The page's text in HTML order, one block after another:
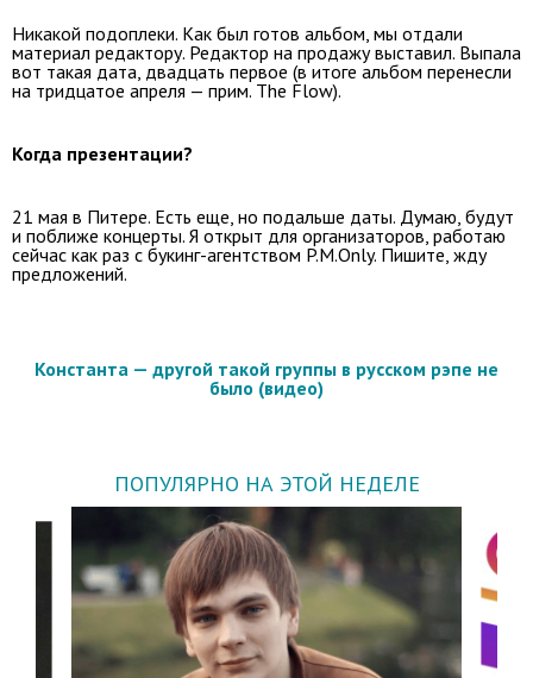
Никакой подоплеки. Как был готов альбом, мы отдали
материал редактору. Редактор на продажу выставил. Выпала
вот такая дата, двадцать первое (в итоге альбом перенесли
на тридцатое апреля — прим. The Flow).
Когда презентации?
21 мая в Питере. Есть еще, но подальше даты. Думаю, будут
и поближе концерты. Я открыт для организаторов, работаю
сейчас как раз с букинг-агентством P.M.Only. Пишите, жду
предложений.
Константа — другой такой группы в русском рэпе не
было (видео)
ПОПУЛЯРНО НА ЭТОЙ НЕДЕЛЕ